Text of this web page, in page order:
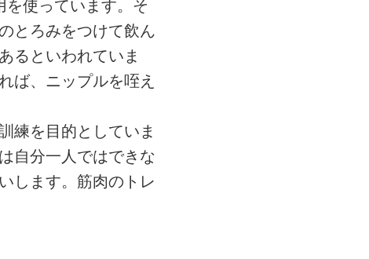
使っています。そ
とろみをつけて飲ん
るといわれていま
ば、ニップルを咥え
練を目的としていま
自分一人ではできな
します。筋肉のトレ